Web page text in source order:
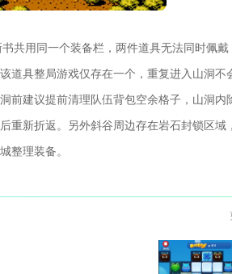
共用同一个装备栏，两件道具无法同时佩戴
道具整局游戏仅存在一个，重复进入山洞不
前建议提前清理队伍背包空余格子，山洞内
重新折返。另外斜谷周边存在岩石封锁区域
整理装备。